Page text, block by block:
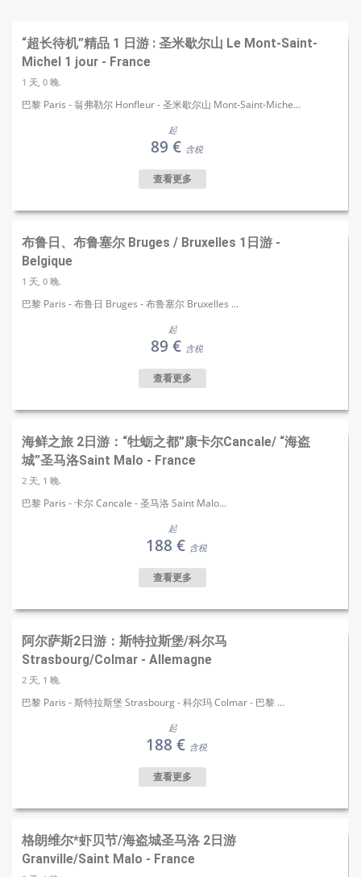
“超长待机”精品 1 日游 : 圣米歇尔山 Le Mont-Saint-
Michel 1 jour - France
1 天, 0 晚.
巴黎 Paris - 翁弗勒尔 Honfleur - 圣米歇尔山 Mont-Saint-Miche...
起
89 € 含税
查看更多
布鲁日、布鲁塞尔 Bruges / Bruxelles 1日游 -
Belgique
1 天, 0 晚.
巴黎 Paris - 布鲁日 Bruges - 布鲁塞尔 Bruxelles ...
起
89 € 含税
查看更多
海鲜之旅 2日游：“牡蛎之都”康卡尔Cancale/ “海盗
城”圣马洛Saint Malo - France
2 天, 1 晚.
巴黎 Paris - 卡尔 Cancale - 圣马洛 Saint Malo...
起
188 € 含税
查看更多
阿尔萨斯2日游：斯特拉斯堡/科尔马
Strasbourg/Colmar - Allemagne
2 天, 1 晚.
巴黎 Paris - 斯特拉斯堡 Strasbourg - 科尔玛 Colmar - 巴黎 ...
起
188 € 含税
查看更多
格朗维尔*虾贝节/海盗城圣马洛 2日游
Granville/Saint Malo - France